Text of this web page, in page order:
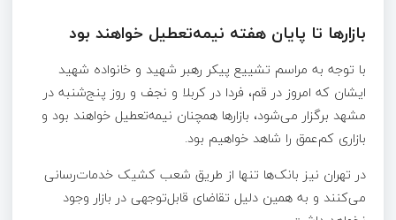
بازارها تا پایان هفته نیمه‌تعطیل خواهند بود
با توجه به مراسم تشییع پیکر رهبر شهید و خانواده شهید
ایشان که امروز در قم، فردا در کربلا و نجف و روز پنج‌شنبه در
مشهد برگزار می‌شود، بازارها همچنان نیمه‌تعطیل خواهند بود و
بازاری کم‌عمق را شاهد خواهیم بود.
در تهران نیز بانک‌ها تنها از طریق شعب کشیک خدمات‌رسانی
می‌کنند و به همین دلیل تقاضای قابل‌توجهی در بازار وجود